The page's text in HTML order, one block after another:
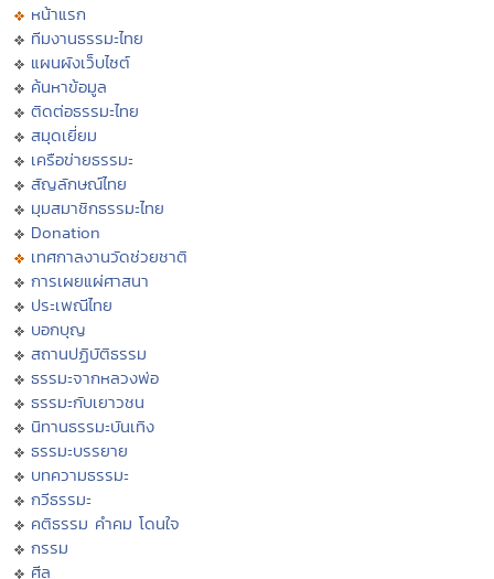
หน้าแรก
ทีมงานธรรมะไทย
แผนผังเว็บไซต์
ค้นหาข้อมูล
ติดต่อธรรมะไทย
สมุดเยี่ยม
เครือข่ายธรรมะ
สัญลักษณ์ไทย
มุมสมาชิกธรรมะไทย
Donation
เทศกาลงานวัดช่วยชาติ
การเผยแผ่ศาสนา
ประเพณีไทย
บอกบุญ
สถานปฏิบัติธรรม
ธรรมะจากหลวงพ่อ
ธรรมะกับเยาวชน
นิทานธรรมะบันเทิง
ธรรมะบรรยาย
บทความธรรมะ
กวีธรรมะ
คติธรรม คำคม โดนใจ
กรรม
ศีล